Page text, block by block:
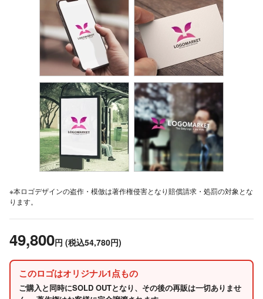
※本ロゴデザインの盗作・模倣は著作権侵害となり賠償請求・処罰の対象とな
ります。
49,800円 (税込54,780円)
このロゴはオリジナル1点もの
ご購入と同時にSOLD OUTとなり、その後の再販は一切ありませ